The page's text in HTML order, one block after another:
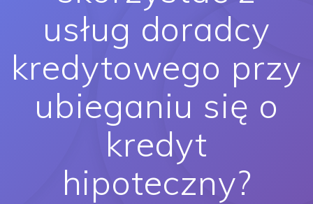
usług doradcy
kredytowego przy
ubieganiu się o
kredyt
hipoteczny?